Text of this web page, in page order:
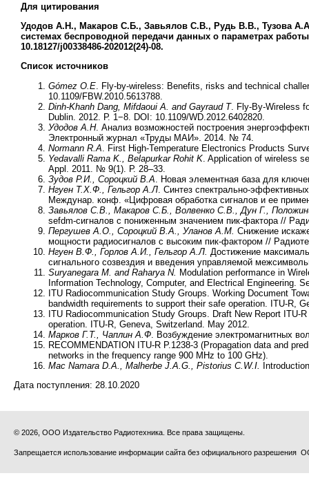
Для цитирования
Удодов А.Н., Макаров С.Б., Завьялов С.В., Рудь В.В., Тузова А.А
системах беспроводной передачи данных о параметрах
10.18127/j00338486-202012(24)-08.
Список источников
Gómez O.E . Fly-by-wireless: Benefits, risks and technical
10.1109/FBW.2010.5613788.
Dinh-Khanh Dang, Mifdaoui A. and Gayraud T. Fly-By-Wireless
Dublin. 2012. Р. 1−8. DOI: 10.1109/WD.2012.6402820.
Удодов А.Н. Анализ возможностей построения
Электронный журнал «Труды МАИ». 2014. № 74.
Normann R.A . First High-Temperature Electronics Products
Yedavalli Rama K., Belapurkar Rohit K . Application of wireless
Appl. 2011. № 9(1). Р. 28–33.
Зудов Р.И., Сороцкий В.А . Новая элементная база для
Нгуен Т.Х.Ф., Гельгор А.Л . Синтез спектрально-
Междунар. конф. «Цифровая обработка сигналов и ее
Завьялов С.В., Макаров С.Б., Волвенко С.В., Дун Г.,
sefdm-сигналов с пониженным значением пик-фактора //
Пергушев А.О., Сороцкий В.А., Уланов А.М. Снижение
мощности радиосигналов с высоким пик-фактором //
Нгуен В.Ф., Горлов А.И., Гельгор А.Л. Достижение
сигнального созвездия и введения управляемой
Suryanegara M. and Raharya N. Modulation performance in
Information Technology, Computer, and Electrical Engineering.
ITU Radiocommunication Study Groups. Working Document
bandwidth requirements to support their safe operation. ITU-R,
ITU Radiocommunication Study Groups. Draft New Report
operation. ITU-R, Geneva, Switzerland. May 2012.
Марков Г.Т., Чаплин А.Ф . Возбуждение электромагнитных
RECOMMENDATION ITU-R P.1238-3 (Propagation data and
networks in the frequency range 900 MHz to 100 GHz).
Mac Namara D.A., Malherbe J.A.G., Pistorius C.W.I.
Дата поступления: 28.10.2020
© 2026, ООО Издательство Радиотехника. Все права защищены.
Запрещается использование информации сайта без официального разрешения